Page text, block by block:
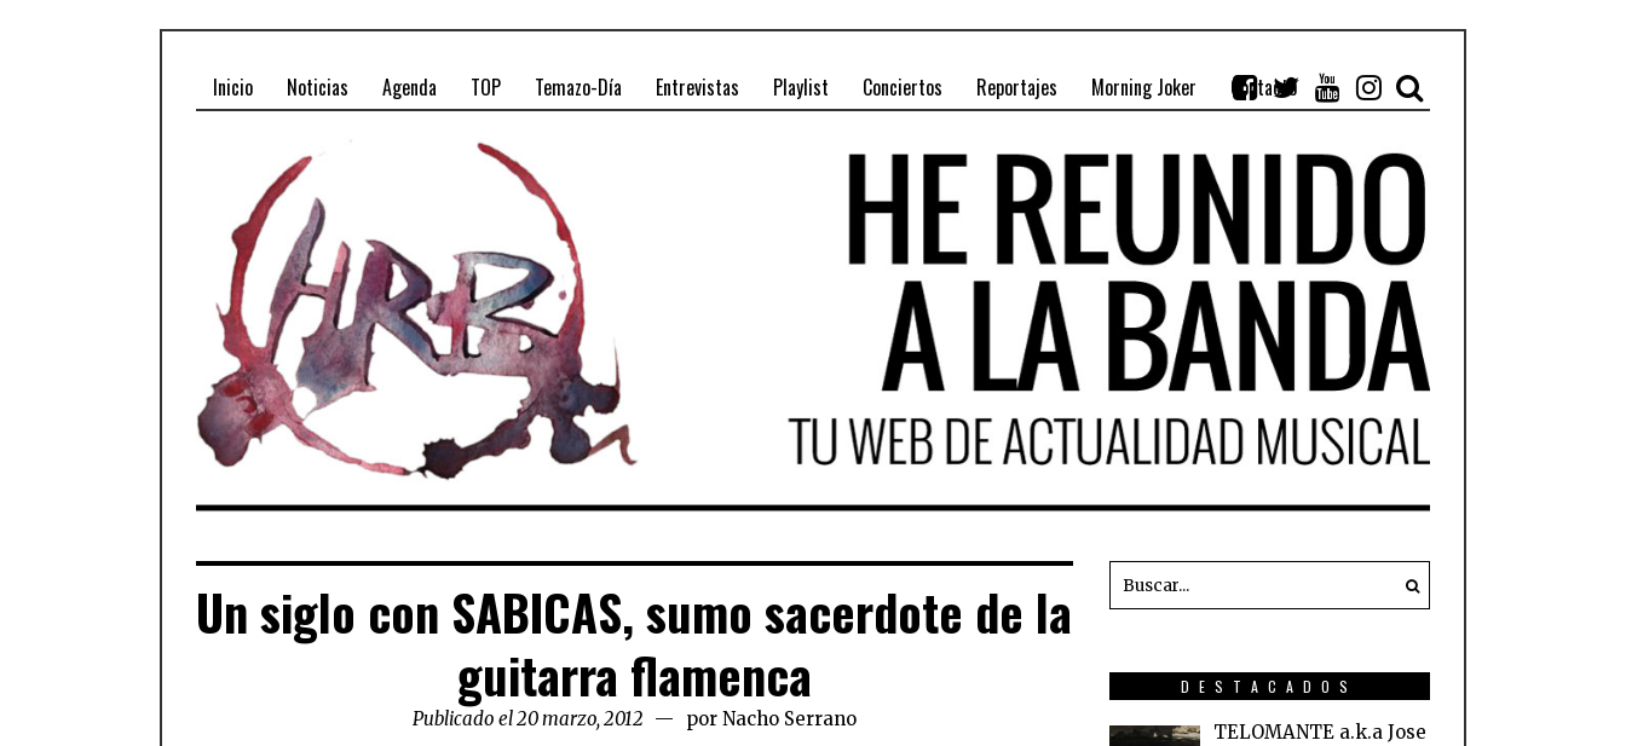
Inicio Noticias Agenda TOP Temazo-Día Entrevistas Playlist Conciertos Reportajes Morning Joker Contacto
Un siglo con SABICAS, sumo sacerdote de la
guitarra flamenca
Publicado el 20 marzo, 2012 por Nacho Serrano
DESTACADOS
TELOMANTE a.k.a Jose